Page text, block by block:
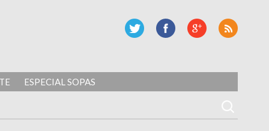
ESPECIAL SOPAS